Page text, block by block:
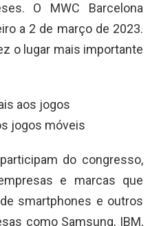
O MWC Barcelona
a 2 de março de 2023.
o lugar mais importante
aos jogos
jogos móveis
do congresso,
e marcas que
smartphones e outros
como Samsung, IBM,